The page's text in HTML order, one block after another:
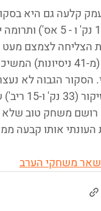
הסקור הגבוה לא
העונתי אותו קבעה
שאר משחקי הערב